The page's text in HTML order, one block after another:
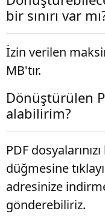
bir sınırı var
İzin verilen
MB'tır.
Dönüştürülen
alabilirim?
PDF
düğmesine
adresinize
gönderebiliriz.